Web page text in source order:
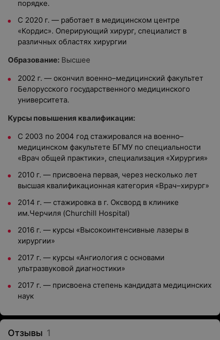
порядке.
С 2020 г. — работает в медицинском центре
«Кордис». Оперирующий хирург, специалист в
различных областях хирургии
Образование: Высшее
2002 г. — окончил военно–медицинский факультет
Белорусского государственного медицинского
университета.
Курсы повышения квалификации:
С 2003 по 2004 год стажировался на военно–
медицинском факультете БГМУ по специальности
«Врач общей практики», специализация «Хирургия»
2010 г. — присвоена первая, через несколько лет
высшая квалификационная категория «Врач–хирург»
2014 г. — стажировка в г. Оксворд в клинике
им.Черчиля (Churchill Hospital)
2016 г. — курсы «Высокоинтенсивные лазеры в
хирургии»
2017 г. — курсы «Ангиология с основами
ультразвуковой диагностики»
2017 г. — присвоена степень кандидата медицинских
наук
Отзывы 1